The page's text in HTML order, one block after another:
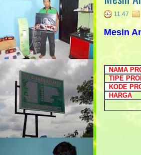
11.47
Mesin
NAMA
TIPE
KODE
HARGA